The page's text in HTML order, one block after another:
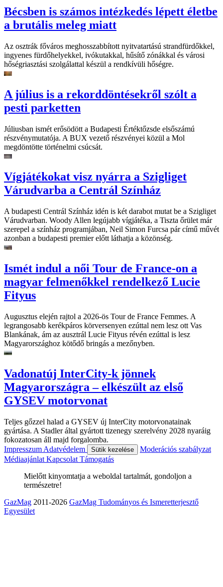
Bécsben is számos intézkedés lépett életbe
a brutális meleg miatt
Az osztrák főváros meghosszabbított nyitvatartású strandfürdőkkel,
ingyenes fürdőhelyekkel, ivókutakkal, hűsítő zónákkal és városi
hőségriasztási szolgálattal készül a rendkívüli hőségre.
A július is a rekorddöntésekről szólt a
pesti parketten
Júliusban ismét erősödött a Budapesti Értéktőzsde elsőszámú
részvénymutatója. A BUX vezető részvényei közül a Mol
megdöntötte történelmi csúcsát.
Vígjátékokat visz nyárra a Szigliget
Várudvarba a Centrál Színház
A budapesti Centrál Színház idén is két darabot mutat be a Szigliget
Várudvarban. Woody Allen legújabb vígjátéka, a Tiszta őrület már
szerepel a színház programjában, Neil Simon Furcsa pár című művét
azonban a budapesti premier előtt láthatja a közönség.
Ismét indul a női Tour de France-on a
magyar felmenőkkel rendelkező Lucie
Fityus
Augusztus elején rajtol a 2026-ös Tour de France Femmes. A
legrangosabb kerékpáros körversenyen ezúttal nem lesz ott Vas
Blankának, ám az ausztrál Lucie Fityus révén ezúttal is lesz
Magyarországhoz kötődő bringás a mezőnyben.
Vadonatúj InterCity-k jönnek
Magyarországra – elkészült az első
GYSEV motorvonat
Teljes gőzzel halad a GYSEV új InterCity motorvonatainak
gyártása. A Stadler által gyártott tizenegy szerelvény 2028 nyaráig
fokozatosan áll majd forgalomba.
Impresszum Adatvédelem Sütik kezelése
Moderációs szabályzat
Médiaajánlat Kapcsolat Támogatás
Mielőtt kinyomtatja a weboldal tartalmát, gondoljon a
természetre!
GazMag 2011-2026 GazMag Tudományos és Ismeretterjesztő
Egyesület